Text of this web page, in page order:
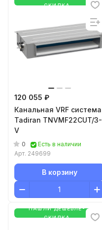
СКИДКА
120 055 ₽
Канальная VRF система
Tadiran TNVMF22CUT/3-
V
0
Есть в наличии
Арт. 249699
В корзину
НАШЛИ ДЕШЕВЛЕ-
СКИДКА